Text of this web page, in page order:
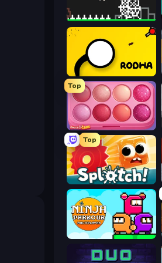
Chicken and Bee
Rodha
Top
Piece of Cake: Merge and Bake
Top
Splotch!
Ninja Parkour Multiplayer